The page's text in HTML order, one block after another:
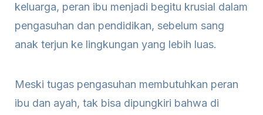
keluarga, peran ibu menjadi begitu krusial dalam
pengasuhan dan pendidikan, sebelum sang
anak terjun ke lingkungan yang lebih luas.
Meski tugas pengasuhan membutuhkan peran
ibu dan ayah, tak bisa dipungkiri bahwa di